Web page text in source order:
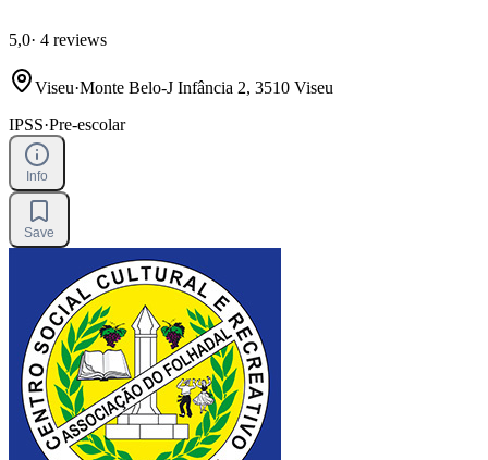
5,0· 4 reviews
Viseu·Monte Belo-J Infância 2, 3510 Viseu
IPSS·Pre-escolar
Info
Save